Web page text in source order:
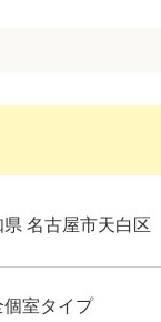
名古屋市天白区
個室タイプ